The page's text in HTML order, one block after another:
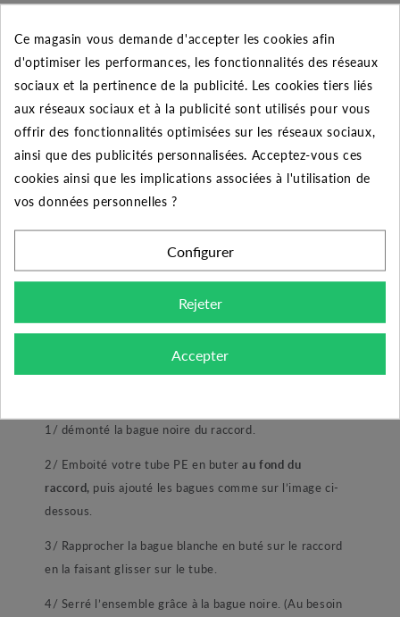
tube PE diamètre 20 mm extérieur. Ce raccord
plastique en polypropylène est certifié ACS. Pour une
application jusqu’à 16 bars ce raccord convient
parfaitement à une installation de pompage ou encore
d’arrosage automatique enterré. Dans sa conception le
raccord est composé d’un joint torique lubrifié pour une
étanchéité parfaite. Ensuite nous retrouvons une bague
de blocage de joint afin de ne pas le perdre lors du
montage et démontage du raccord. Une bague de
Et enfin une bague de serrage ergonomique qui à pour
but de refermer et maintenir l’ensemble.
Conseil de montage :
Pour bien monter ce raccord voici une procédure
1/ démonté la bague noire du raccord.
2/ Emboité votre tube PE en buterau fond du
raccord, puis ajouté les bagues comme sur l’image ci-
dessous.
3/ Rapprocher la bague blanche en buté sur le raccord
en la faisant glisser sur le tube.
4/ Serré l’ensemble grâce à la bague noire. (Au besoin
Ce magasin vous demande d'accepter les cookies afin
d'optimiser les performances, les fonctionnalités des réseaux
sociaux et la pertinence de la publicité. Les cookies tiers liés
aux réseaux sociaux et à la publicité sont utilisés pour vous
offrir des fonctionnalités optimisées sur les réseaux sociaux,
ainsi que des publicités personnalisées. Acceptez-vous ces
cookies ainsi que les implications associées à l'utilisation de
vos données personnelles ?
Configurer
Rejeter
Accepter